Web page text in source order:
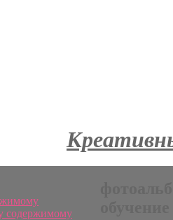
содержимому